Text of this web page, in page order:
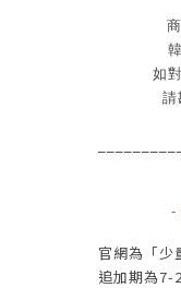
如
請
-
官網為 「
追加期為7-